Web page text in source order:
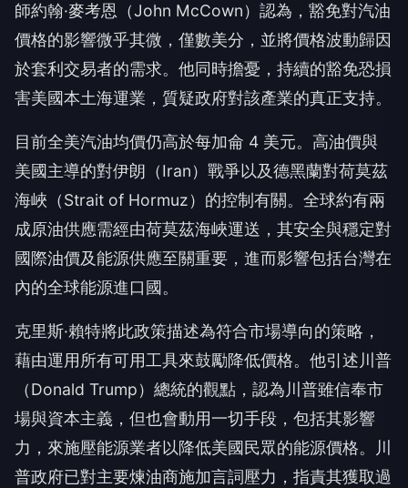
師約翰·麥考恩（John McCown）認為，豁免對汽油
價格的影響微乎其微，僅數美分，並將價格波動歸因
於套利交易者的需求。他同時擔憂，持續的豁免恐損
害美國本土海運業，質疑政府對該產業的真正支持。
目前全美汽油均價仍高於每加侖 4 美元。高油價與
美國主導的對伊朗（Iran）戰爭以及德黑蘭對荷莫茲
海峽（Strait of Hormuz）的控制有關。全球約有兩
成原油供應需經由荷莫茲海峽運送，其安全與穩定對
國際油價及能源供應至關重要，進而影響包括台灣在
內的全球能源進口國。
克里斯·賴特將此政策描述為符合市場導向的策略，
藉由運用所有可用工具來鼓勵降低價格。他引述川普
（Donald Trump）總統的觀點，認為川普雖信奉市
場與資本主義，但也會動用一切手段，包括其影響
力，來施壓能源業者以降低美國民眾的能源價格。川
普政府已對主要煉油商施加言詞壓力，指責其獲取過